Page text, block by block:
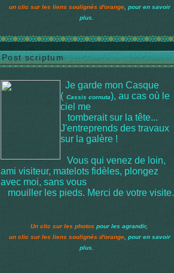
un clic sur les liens soulignés d'orange , pour en savoir
plus.
Post scriptum
Je garde mon Casque
( Cassis cornuta), au cas où le
ciel me
tomberait sur la tête...
J'entreprends des travaux
sur la galère !
Vous qui venez de loin,
ami visiteur, matelots fidèles, plongez
avec moi, sans vous
mouiller les pieds. Merci de votre visite.
Un clic sur les photos pour les agrandir,
un clic sur les liens soulignés d'orange , pour en savoir
plus.